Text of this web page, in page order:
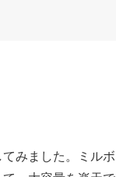
みました。ミルボ